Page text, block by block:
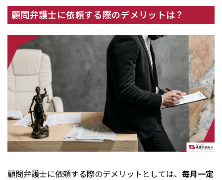
顧問弁護士に依頼する際のデメリットは？
顧問弁護士に依頼する際のデメリットとしては、 毎月一定